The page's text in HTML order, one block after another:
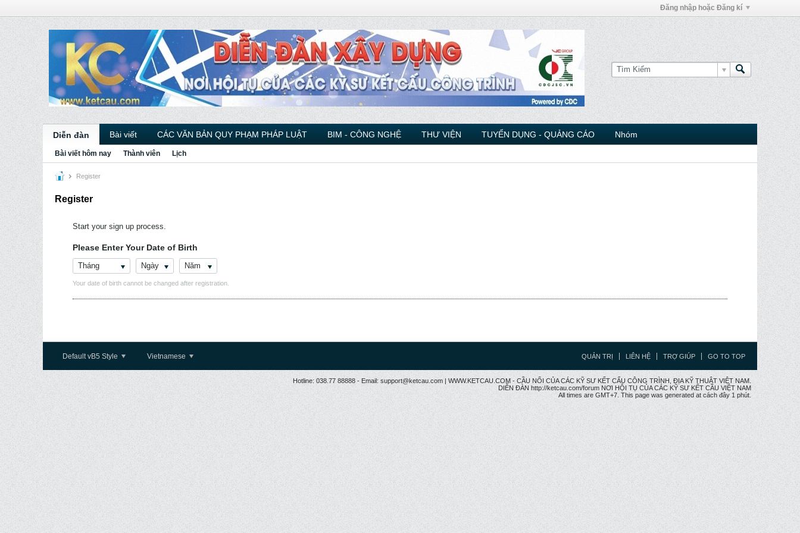
Đăng nhập hoặc Đăng kí
Diễn đàn Bài viết CÁC VĂN BẢN QUY PHẠM PHÁP LUẬT BIM - CÔNG NGHỆ THƯ VIỆN TUYỂN DỤNG - QUẢNG CÁO Nhóm
Bài viết hôm nay Thành viên Lịch
Register
Register
Start your sign up process.
Please Enter Your Date of Birth
Tháng Ngày Năm
Your date of birth cannot be changed after registration.
Default vB5 Style Vietnamese QUẢN TRỊ LIÊN HỆ TRỢ GIÚP GO TO TOP
Hotline: 038.77 88888 - Email: support@ketcau.com | WWW.KETCAU.COM - CẦU NỐI CỦA CÁC KỸ SƯ KẾT CẤU CÔNG TRÌNH, ĐỊA KỸ THUẬT VIỆT NAM.
DIỄN ĐÀN http://ketcau.com/forum NƠI HỘI TỤ CỦA CÁC KỸ SƯ KẾT CÂU VIỆT NAM
All times are GMT+7. This page was generated at cách đây 1 phút.